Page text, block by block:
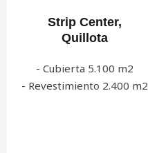
Strip Center,
Quillota
- Cubierta 5.100 m2
- Revestimiento 2.400 m2